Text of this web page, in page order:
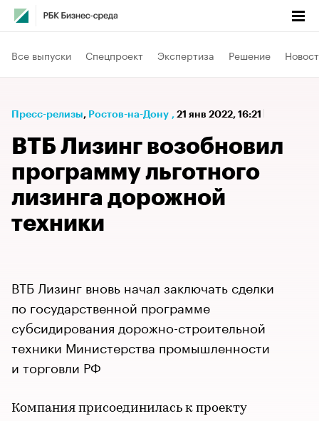
Все выпуски Спецпроект Экспертиза Решение
Пресс-релизы⁠, Ростов-на-Дону , 21 янв 2022, 16:21
ВТБ Лизинг возобновил
программу льготного
лизинга дорожной
техники
ВТБ Лизинг вновь начал заключать сделки
по государственной программе
субсидирования дорожно-строительной
техники Министерства промышленности
и торговли РФ
Компания присоединилась к проекту